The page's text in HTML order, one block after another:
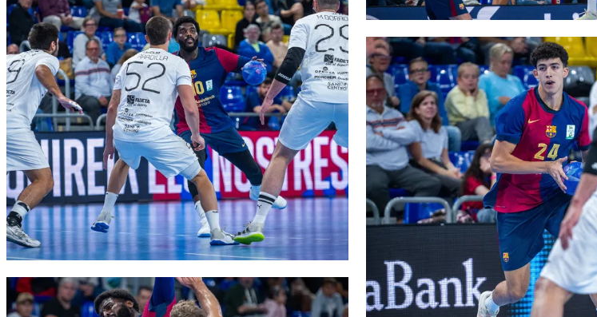
FC Barcelona club badge
FC Barcelona club badge